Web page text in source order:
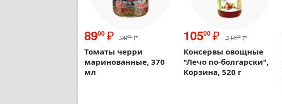
8900 ₽ 9900 ₽
Томаты черри
маринованные, 370
мл
10500 ₽ 11600 ₽
Консервы овощные
"Лечо по-болгарски",
Корзина, 520 г